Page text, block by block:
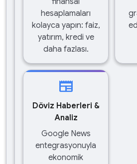
hesaplamaları
kolayca yapın: faiz,
yatırım, kredi ve
daha fazlası.
newspaper
Döviz Haberleri &
Analiz
Google News
entegrasyonuyla
ekonomik